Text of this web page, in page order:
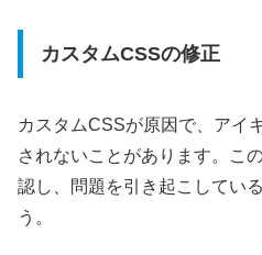
カスタムCSSの修正
カスタムCSSが原因で、アイ
されないことがあります。こ
認し、問題を引き起こしてい
う。